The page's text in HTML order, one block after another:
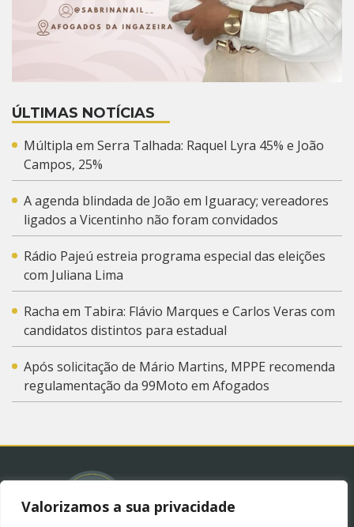
Valorizamos a sua privacidade
ÚLTIMAS NOTÍCIAS
Múltipla em Serra Talhada: Raquel Lyra 45% e João
Campos, 25%
A agenda blindada de João em Iguaracy; vereadores
ligados a Vicentinho não foram convidados
Rádio Pajeú estreia programa especial das eleições
com Juliana Lima
Racha em Tabira: Flávio Marques e Carlos Veras com
candidatos distintos para estadual
Após solicitação de Mário Martins, MPPE recomenda
regulamentação da 99Moto em Afogados